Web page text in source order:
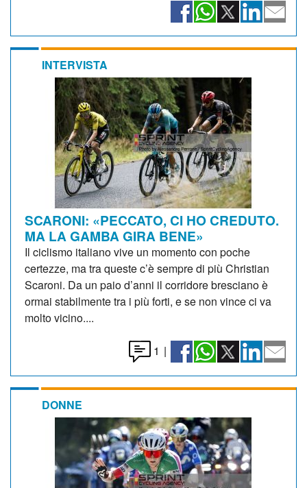
INTERVISTA
SCARONI: «PECCATO, CI HO CREDUTO.
MA LA GAMBA GIRA BENE»
Il ciclismo italiano vive un momento con poche
certezze, ma tra queste c’è sempre di più Christian
Scaroni. Da un paio d’anni il corridore bresciano è
ormai stabilmente tra i più forti, e se non vince ci va
molto vicino....
1 |
DONNE